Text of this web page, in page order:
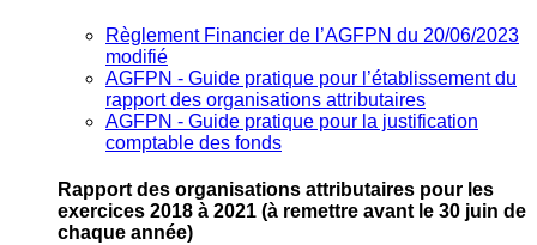
Règlement Financier de l’AGFPN du 20/06/2023
modifié
AGFPN ‐ Guide pratique pour l’établissement du
rapport des organisations attributaires
AGFPN ‐ Guide pratique pour la justification
comptable des fonds
Rapport des organisations attributaires pour les
exercices 2018 à 2021 (à remettre avant le 30 juin de
chaque année)